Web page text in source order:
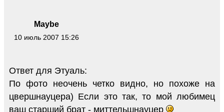
Maybe
10 июль 2007 15:26
Ответ для Этуаль:
По фото неочень четко видно, но похоже на
цвершнауцера) Если это так, то мой любимец
ваш старший брат - миттельшнауцер